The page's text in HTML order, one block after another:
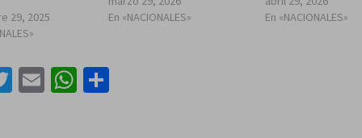
29, 2025
En «NACIONALES»
En «NACIONALES»
Twitter
EmailWhatsApp